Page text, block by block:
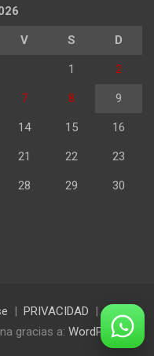
V S D
1 2
7 8 9
14 15 16
21 22 23
28 29 30
PRIVACIDAD
gracias a: WordPress